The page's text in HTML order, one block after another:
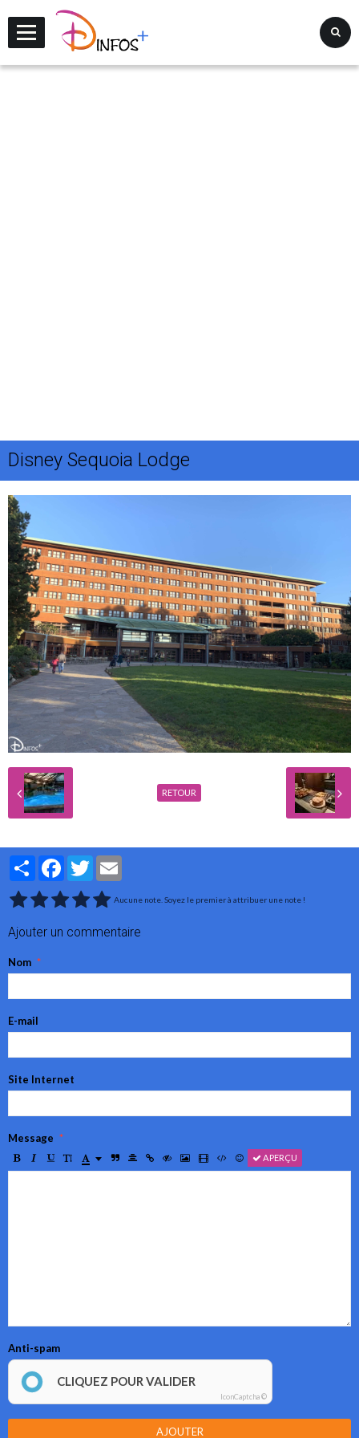
Disney Sequoia Lodge
RETOUR
PartagerFacebookTwitter
Aucune note. Soyez le premier à attribuer une note !
Ajouter un commentaire
Nom
E-mail
Site Internet
Message
APERÇU
Anti-spam
CLIQUEZ POUR VALIDER
IconCaptcha ©
AJOUTER